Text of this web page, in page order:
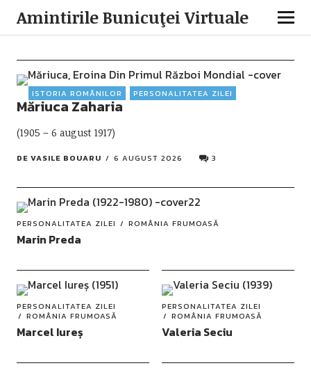
Amintirile Bunicuţei Virtuale
ISTORIA ROMÂNILOR PERSONALITATEA ZILEI
Măriuca Zaharia
(1905 – 6 august 1917)
DE VASILE BOUARU 6 AUGUST 2026 3
PERSONALITATEA ZILEI ROMÂNIA FRUMOASĂ
Marin Preda
PERSONALITATEA ZILEI
ROMÂNIA FRUMOASĂ
Marcel Iureș
PERSONALITATEA ZILEI
ROMÂNIA FRUMOASĂ
Valeria Seciu